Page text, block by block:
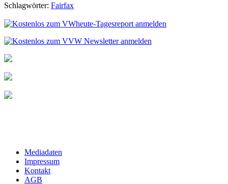
Schlagwörter: Fairfax
Mediadaten
Impressum
Kontakt
AGB